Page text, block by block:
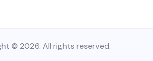
© 2026. All rights reserved.